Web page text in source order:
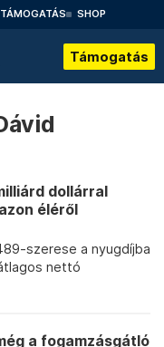
TÁMOGATÁS SHOP
Támogatás
dollárral
éléről
szerese a nyugdíjba
nettó
a fogamzásgátló